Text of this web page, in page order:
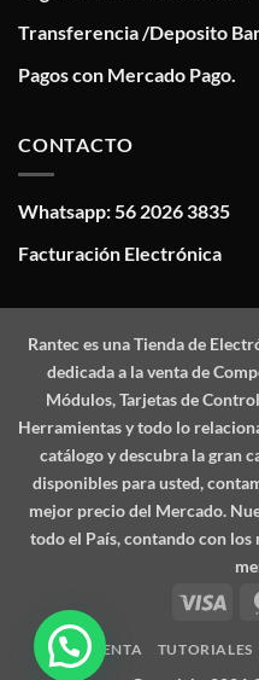
Transferencia /Deposito
Pagos con Mercado Pago.
CONTACTO
Whatsapp: 56 2026 3835
Facturación Electrónica
Ranteces una Tienda de
dedicada a la venta de
Módulos, Tarjetas de
Herramientas y todo lo
catálogo y descubra la gran
disponibles para usted,
mejor precio del Mercado.
todo el País, contando con los
Visa
MI CUENTA TUTORIALES